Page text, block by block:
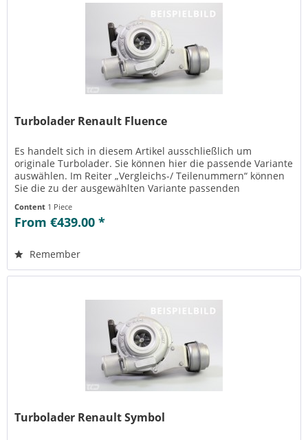
Turbolader Renault Fluence
Es handelt sich in diesem Artikel ausschließlich um
originale Turbolader. Sie können hier die passende Variante
auswählen. Im Reiter „Vergleichs-/ Teilenummern“ können
Sie die zu der ausgewählten Variante passenden
Content 1 Piece
From €439.00 *
Remember
Turbolader Renault Symbol